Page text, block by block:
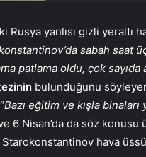
Rusya yanlısı gizli
sabah saat
patlama oldu, çok sayıda
bulunduğunu
Bazı eğitim ve kışla binaları
6 Nisan’da da söz konusu
hava